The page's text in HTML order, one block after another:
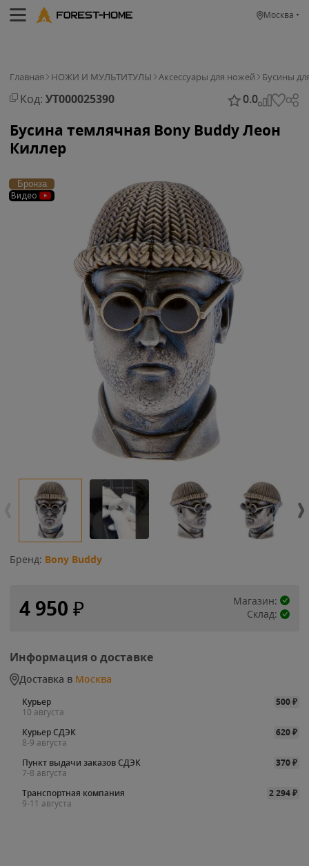
Москва
Главная НОЖИ И МУЛЬТИТУЛЫ Аксессуары для ножей Бусины
Код: УТ000025390 0.0
Бусина темлячная Bony Buddy Леон
Киллер
Бронза
Видео
Бренд: Bony Buddy
4 950 ₽
Магазин:
Склад:
Информация о доставке
Доставка в Москва
Курьер 500₽
10 августа
Курьер СДЭК
620₽
8-9 августа
Пункт выдачи заказов СДЭК
370₽
7-8 августа
Транспортная компания
2 294₽
9-11 августа